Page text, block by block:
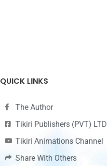
QUICK LINKS
The Author
Tikiri Publishers (PVT) LTD
Tikiri Animations Channel
Share With Others